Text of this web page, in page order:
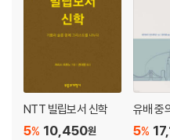
V. 여담: 다윗과 여호와 사이의
24:25)
1. 다윗이 하나님이 보낸 기근을 끝
2. 다윗의 충성되고 영웅적인 병
3. 다윗이 여호와에게 찬양의 송
4. 다윗이 그의 마지막 신탁을 말
NTT 빌립보서 신학
10,450원
5%
유배 중
5%